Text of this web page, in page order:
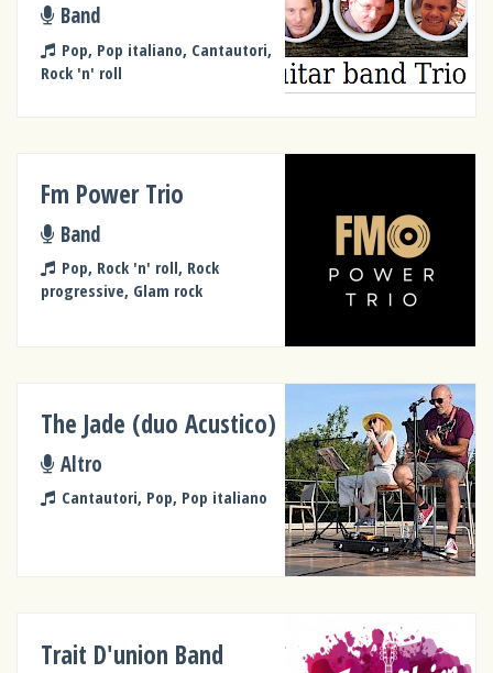
Band
Pop, Pop italiano, Cantautori,
Rock 'n' roll
Fm Power Trio
Band
Pop, Rock 'n' roll, Rock
progressive, Glam rock
The Jade (duo Acustico)
Altro
Cantautori, Pop, Pop italiano
Trait D'union Band